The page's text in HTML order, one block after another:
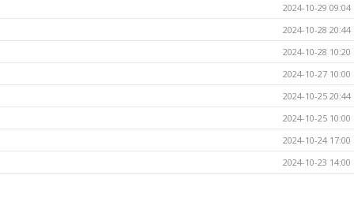
2024-10-29 09:04
2024-10-28 20:44
2024-10-28 10:20
2024-10-27 10:00
2024-10-25 20:44
2024-10-25 10:00
2024-10-24 17:00
2024-10-23 14:00